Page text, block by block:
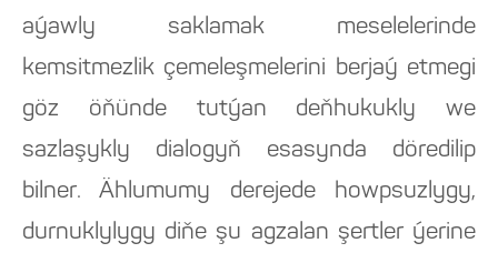
aýawly saklamak meselelerinde
kemsitmezlik çemeleşmelerini berjaý etmegi
göz öňünde tutýan deňhukukly we
sazlaşykly dialogyň esasynda döredilip
bilner. Ählumumy derejede howpsuzlygy,
durnuklylygy diňe şu agzalan şertler ýerine